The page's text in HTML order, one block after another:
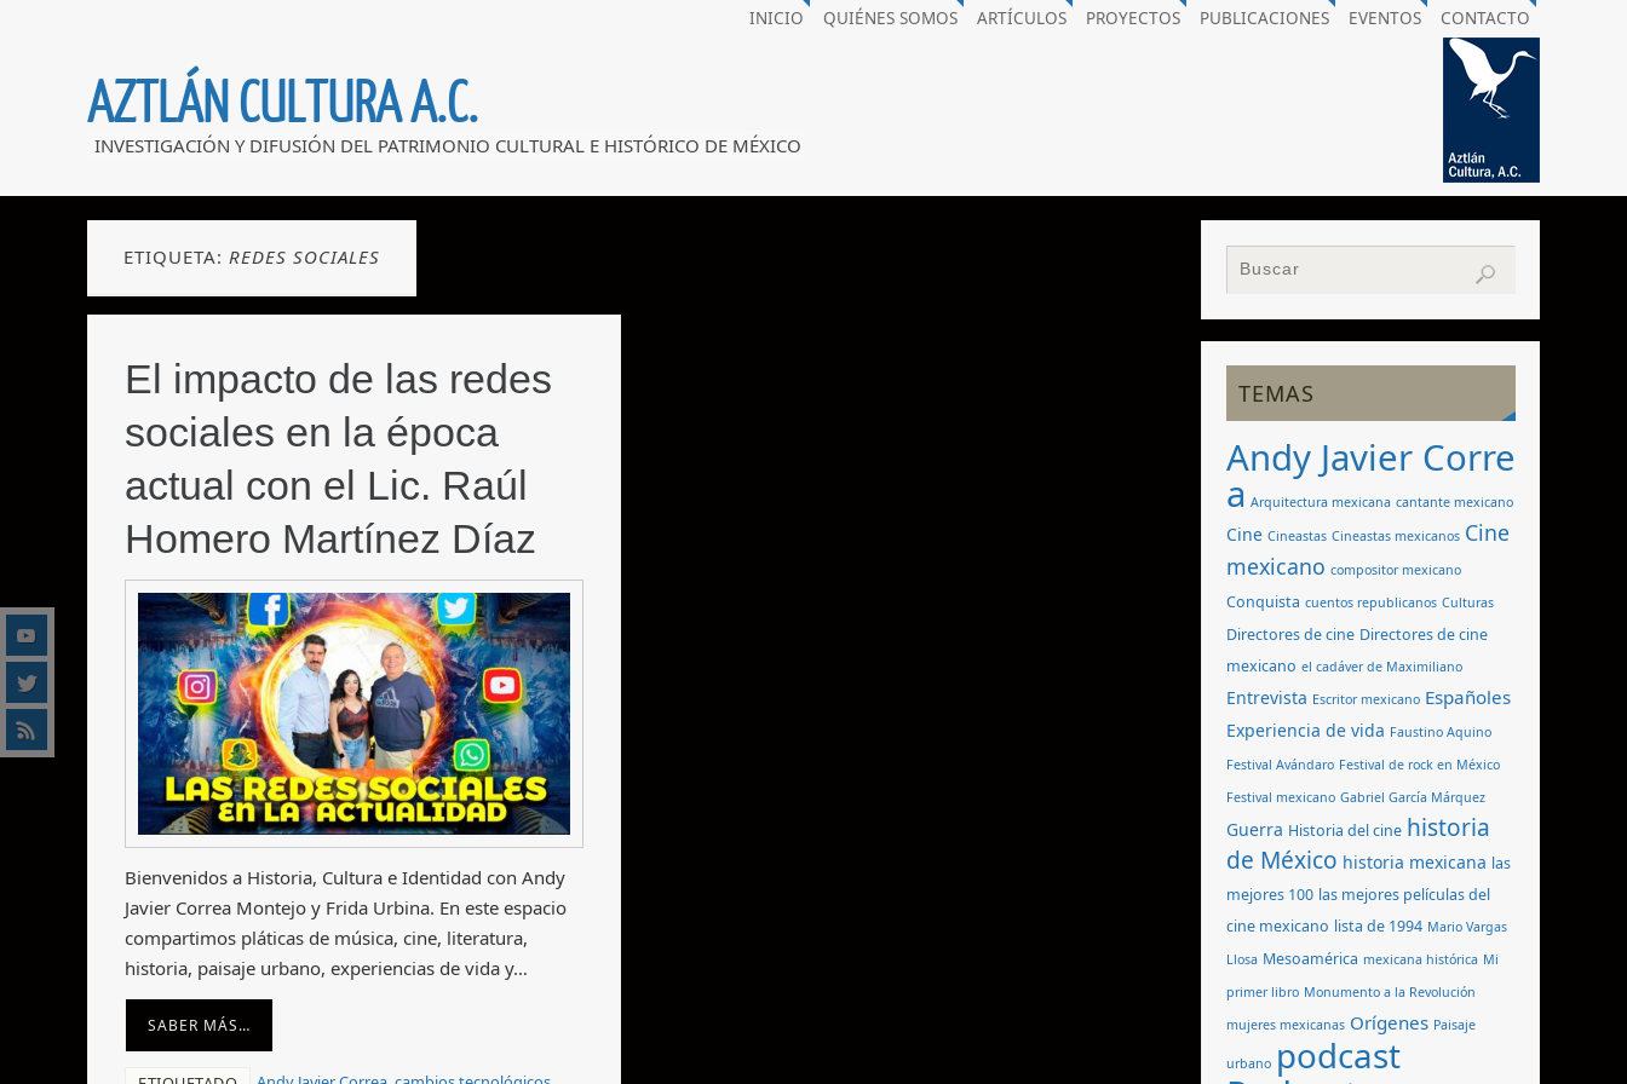
INICIO QUIÉNES SOMOS ARTÍCULOS PROYECTOS PUBLICACIONES EVENTOS CONTACTO
AZTLÁN CULTURA A.C.
INVESTIGACIÓN Y DIFUSIÓN DEL PATRIMONIO CULTURAL E HISTÓRICO DE MÉXICO
ETIQUETA: REDES SOCIALES
El impacto de las redes
sociales en la época
actual con el Lic. Raúl
Homero Martínez Díaz
Bienvenidos a Historia, Cultura e Identidad con Andy
Javier Correa Montejo y Frida Urbina. En este espacio
compartimos pláticas de música, cine, literatura,
historia, paisaje urbano, experiencias de vida y…
SABER MÁS…
TEMAS
Andy Javier Corre
a Arquitectura mexicana cantante mexicano
Cine Cineastas Cineastas mexicanos Cine
mexicano compositor mexicano
Conquista cuentos republicanos Culturas
Directores de cine Directores de cine
mexicano el cadáver de Maximiliano
Entrevista Escritor mexicano Españoles
Experiencia de vida Faustino Aquino
Festival Avándaro Festival de rock en México
Festival mexicano Gabriel García Márquez
Guerra Historia del cine historia
de México historia mexicana las
mejores 100 las mejores películas del
cine mexicano lista de 1994 Mario Vargas
Llosa Mesoamérica mexicana histórica Mi
primer libro Monumento a la Revolución
mujeres mexicanas Orígenes Paisaje
urbano podcast